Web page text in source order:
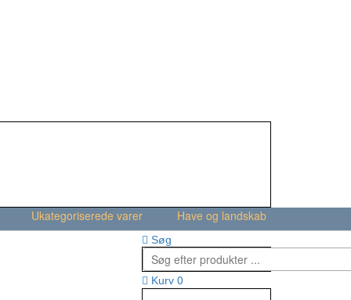
Ukategoriserede varer Have og landskab
Søg
Kurv 0